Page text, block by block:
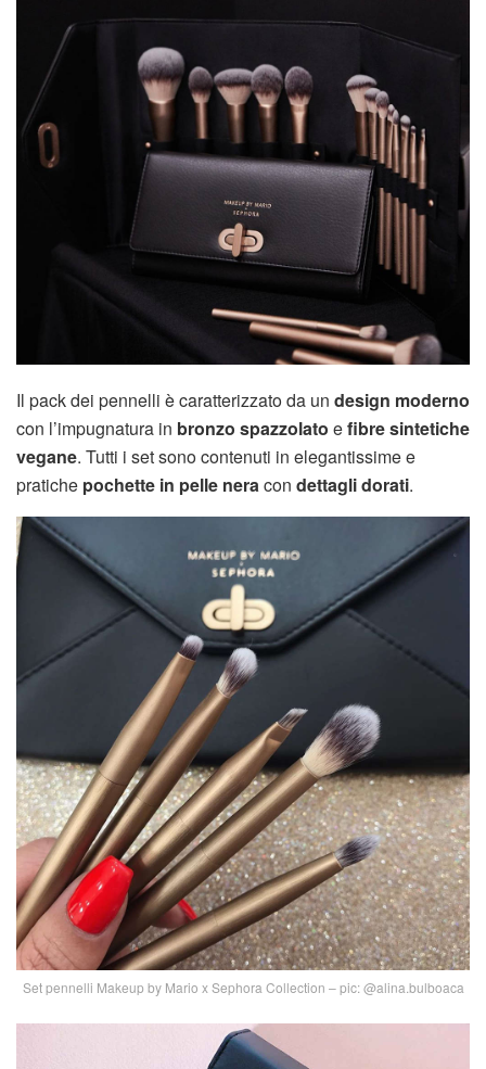
Il pack dei pennelli è caratterizzato da un design moderno
con l’impugnatura in bronzo spazzolato efibre sintetiche
vegane. Tutti i set sono contenuti in elegantissime e
pratiche pochette in pelle neracon dettagli dorati.
Set pennelli Makeup by Mario x Sephora Collection – pic: @alina.bulboaca